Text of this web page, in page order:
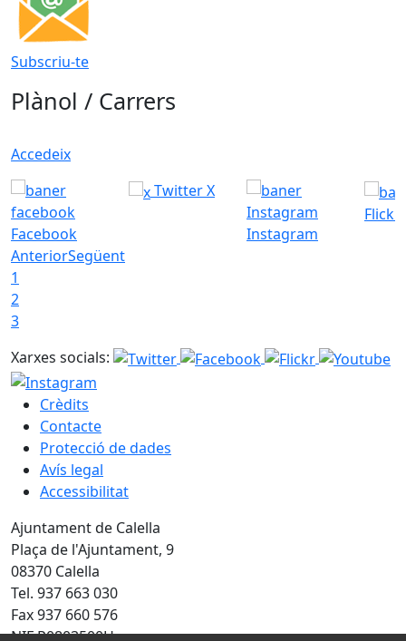
Subscriu-te
Plànol / Carrers
Accedeix
Facebook
Twitter X
Instagram
Flickr
AnteriorSegüent
1
2
3
Xarxes socials:
Crèdits
Contacte
Protecció de dades
Avís legal
Accessibilitat
Ajuntament de Calella
Plaça de l'Ajuntament, 9
08370 Calella
Tel. 937 663 030
Fax 937 660 576
NIF P0803500H